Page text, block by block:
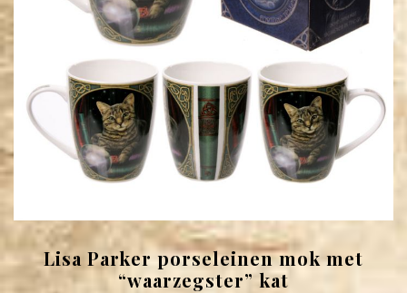
Lisa Parker porseleinen mok met
“waarzegster” kat